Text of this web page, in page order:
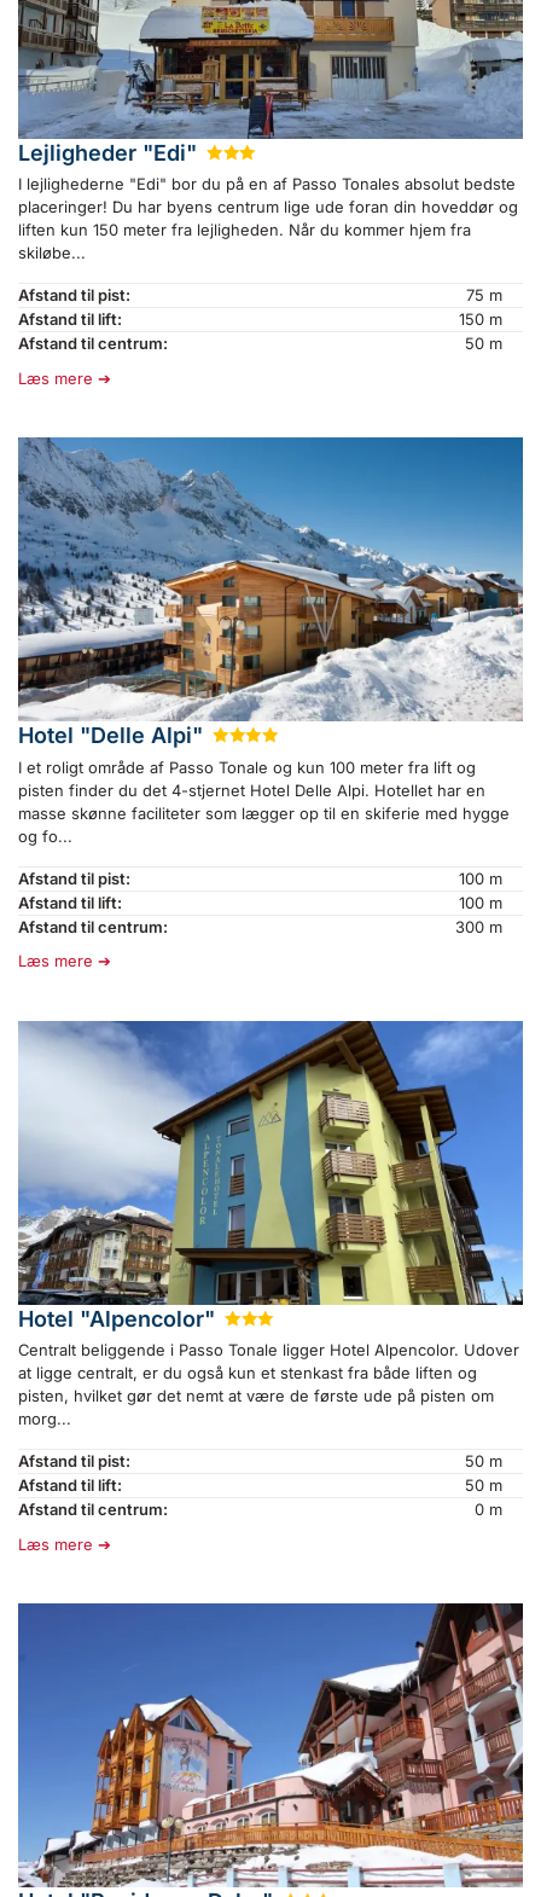
Lejligheder "Edi" ★★
I lejlighederne "Edi" bor du på en af Passo Tonales absolut bedste
placeringer! Du har byens centrum lige ude foran din hoveddør og
liften kun 150 meter fra lejligheden. Når du kommer hjem fra
skiløbe...
Afstand til pist:
75 m
Afstand til lift:
150 m
Afstand til centrum:
50 m
Læs mere
Hotel "Delle Alpi" ★★★
I et roligt område af Passo Tonale og kun 100 meter fra lift og
pisten finder du det 4-stjernet Hotel Delle Alpi. Hotellet har en
masse skønne faciliteter som lægger op til en skiferie med hygge
og fo...
Afstand til pist:
100 m
Afstand til lift:
100 m
Afstand til centrum:
300 m
Læs mere
Hotel "Alpencolor" ★★
Centralt beliggende i Passo Tonale ligger Hotel Alpencolor. Udover
at ligge centralt, er du også kun et stenkast fra både liften og
pisten, hvilket gør det nemt at være de første ude på pisten om
morg...
Afstand til pist:
50 m
Afstand til lift:
50 m
Afstand til centrum:
0 m
Læs mere